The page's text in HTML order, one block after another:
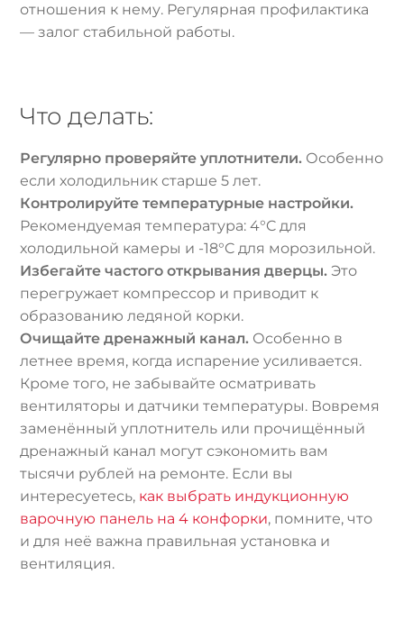
отношения к нему. Регулярная профилактика
— залог стабильной работы.
Что делать:
Регулярно проверяйте уплотнители. Особенно
если холодильник старше 5 лет.
Контролируйте температурные настройки.
Рекомендуемая температура: 4°C для
холодильной камеры и -18°C для морозильной.
Избегайте частого открывания дверцы. Это
перегружает компрессор и приводит к
образованию ледяной корки.
Очищайте дренажный канал. Особенно в
летнее время, когда испарение усиливается.
Кроме того, не забывайте осматривать
вентиляторы и датчики температуры. Вовремя
заменённый уплотнитель или прочищённый
дренажный канал могут сэкономить вам
тысячи рублей на ремонте. Если вы
интересуетесь, как выбрать индукционную
варочную панель на 4 конфорки, помните, что
и для неё важна правильная установка и
вентиляция.